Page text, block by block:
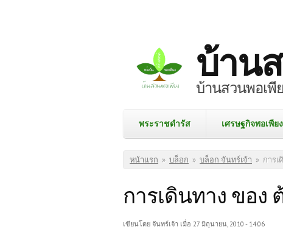
บ้าน
บ้านสวนพอเพี
พระราชดำรัส เศรษฐกิจพอเพียง
คุณอยู่ที่นี่
หน้าแรก » บล็อก » บล็อก จันทร์เจ้า » การ
การเดินทาง ของ
เขียนโดย จันทร์เจ้า เมื่อ 27 มิถุนายน, 2010 - 14:06